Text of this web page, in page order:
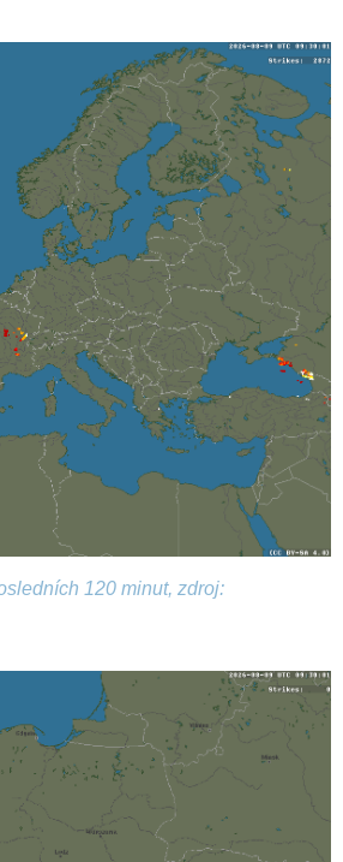
120 minut, zdroj: